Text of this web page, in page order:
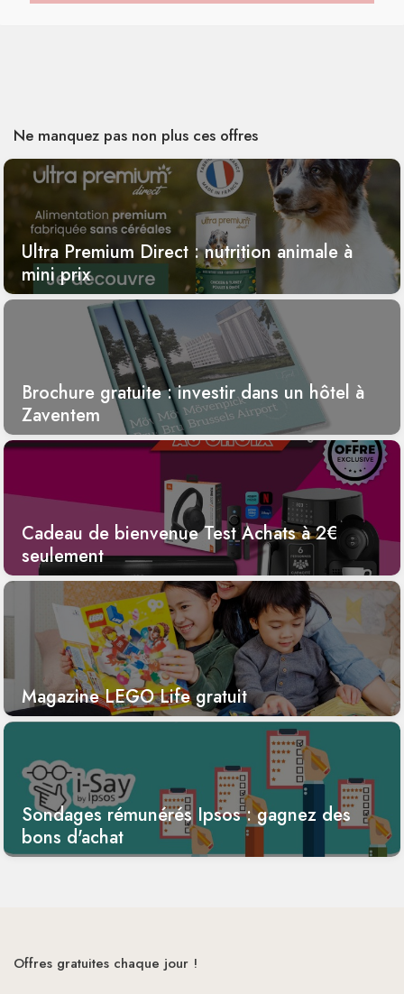
Ne manquez pas non plus ces offres
Ultra Premium Direct : nutrition animale à
mini prix
Brochure gratuite : investir dans un hôtel à
Zaventem
Cadeau de bienvenue Test Achats à 2€
seulement
Magazine LEGO Life gratuit
Sondages rémunérés Ipsos : gagnez des
bons d'achat
Offres gratuites chaque jour !